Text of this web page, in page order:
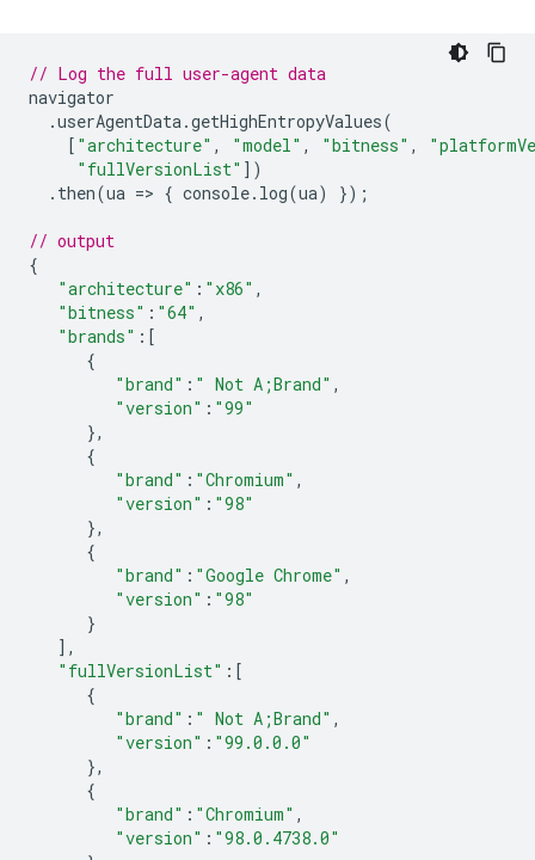
// Log the full user-agent data
navigator
.userAgentData.getHighEntropyValues(
[ "architecture" , "model" , "bitness" ,
"fullVersionList" ])
. then(ua => { console. log(ua) });
// output
{
"architecture" : "x86" ,
"bitness" : "64" ,
"brands" : [
{
"brand" : " Not A;Brand" ,
"version" : "99"
},
{
"brand" : "Chromium" ,
"version" : "98"
},
{
"brand" : "Google Chrome" ,
"version" : "98"
}
],
"fullVersionList" : [
{
"brand" : " Not A;Brand" ,
"version" : "99.0.0.0"
},
{
"brand" : "Chromium" ,
"version" : "98.0.4738.0"